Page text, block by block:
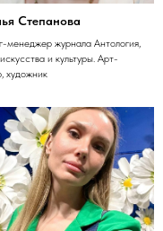
Степанова
менеджер журнала Антология,
и культуры. Арт-
художник